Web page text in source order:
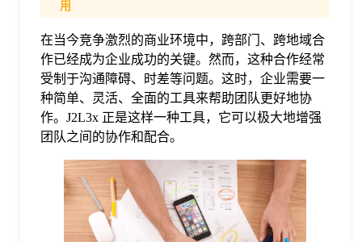
价
格
用
在当今竞争激烈的商业环境中，跨部门、跨地域合
作已经成为企业成功的关键。然而，这种合作经常
受制于沟通障碍、时差等问题。这时，企业需要一
种简单、灵活、全面的工具来帮助团队更好地协
作。J2L3x 正是这样一种工具，它可以极大地增强
团队之间的协作和配合。